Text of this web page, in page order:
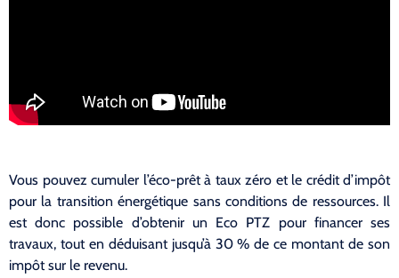
Vous pouvez cumuler l’éco-prêt à taux zéro et le crédit d’impôt
pour la transition énergétique sans conditions de ressources. Il
est donc possible d’obtenir un Eco PTZ pour financer ses
travaux, tout en déduisant jusqu’à 30 % de ce montant de son
impôt sur le revenu.